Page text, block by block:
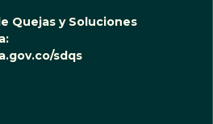
Quejas y Soluciones
sdqs